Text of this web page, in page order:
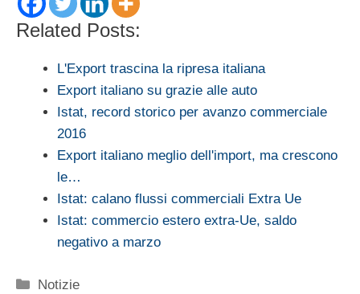
Related Posts:
L'Export trascina la ripresa italiana
Export italiano su grazie alle auto
Istat, record storico per avanzo commerciale
2016
Export italiano meglio dell'import, ma crescono
le…
Istat: calano flussi commerciali Extra Ue
Istat: commercio estero extra-Ue, saldo
negativo a marzo
Categorie
Notizie